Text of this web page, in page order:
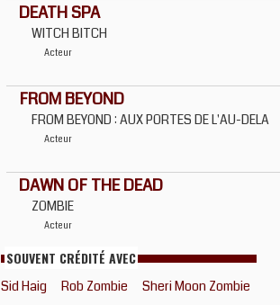
DEATH SPA
WITCH BITCH
Acteur
FROM BEYOND
FROM BEYOND : AUX PORTES DE L'AU-DELA
Acteur
DAWN OF THE DEAD
ZOMBIE
Acteur
SOUVENT CRÉDITÉ AVEC
Sid Haig Rob Zombie
Sheri Moon Zombie